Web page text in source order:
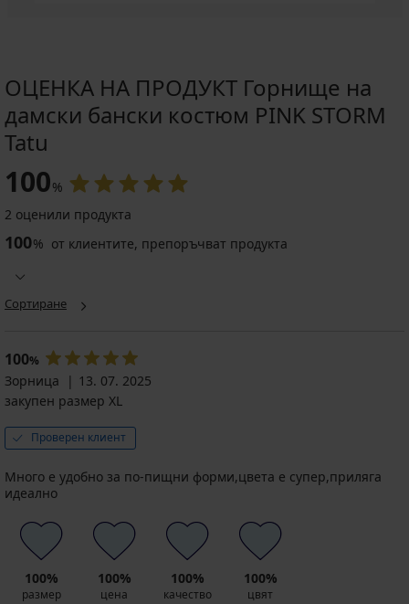
ОЦЕНКА НА ПРОДУКТ Горнище на
дамски бански костюм PINK STORM
Tatu
100%
2 оценили продукта
100% от клиентите, препоръчват продукта
Сортиране
100%
Зорница
13. 07. 2025
закупен размер XL
Проверен клиент
Много е удобно за по-пищни форми,цвета е супер,приляга
идеално
100%
размер
100%
цена
100%
качество
100%
цвят